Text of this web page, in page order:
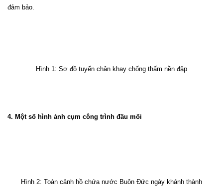
đảm bảo.
Hình 1: Sơ đồ tuyến chân khay chống thấm nền đập
4. Một số hình ảnh cụm công trình đầu mối
Hình 2: Toàn cảnh hồ chứa nước Buôn Đức ngày khánh thành